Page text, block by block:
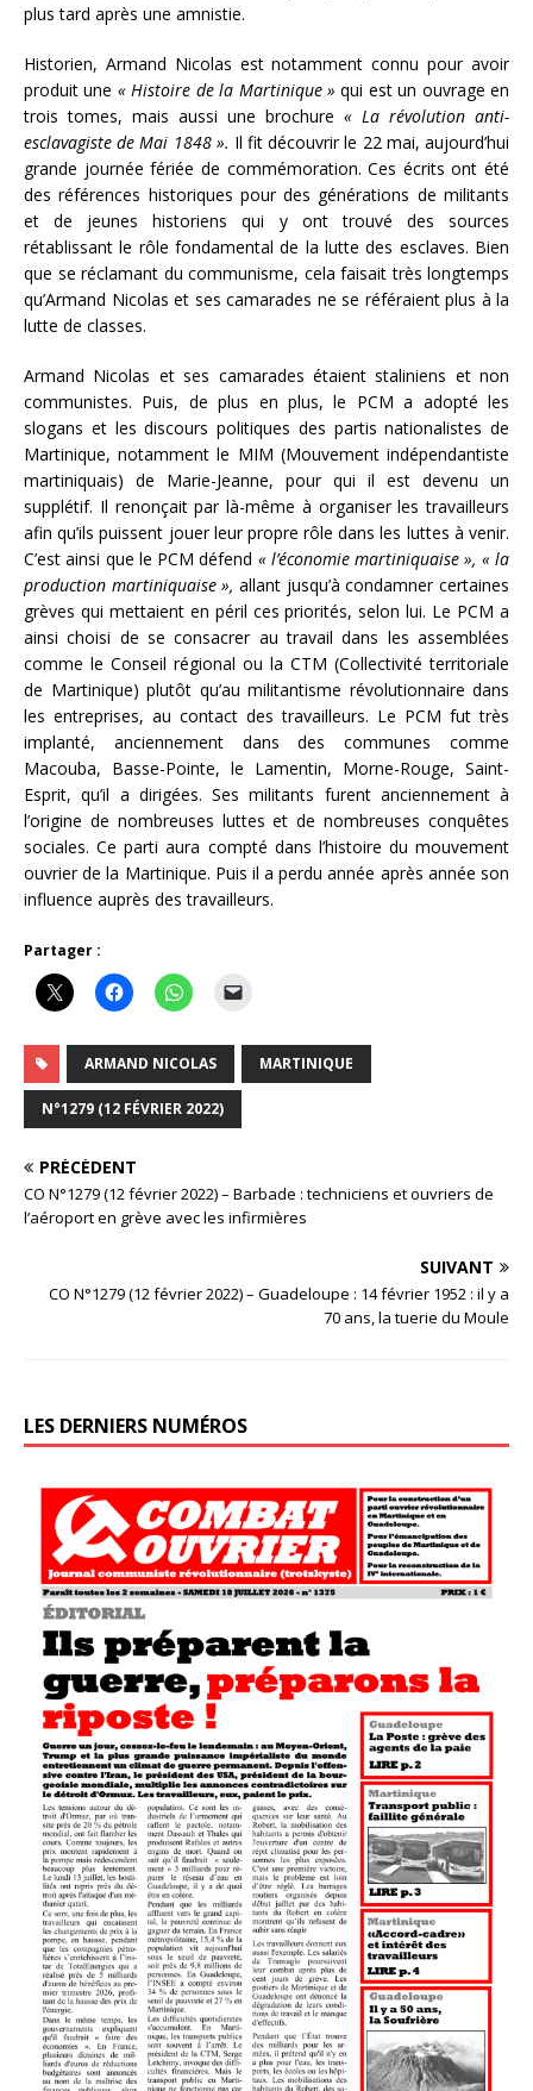
plus tard après une amnistie.
Historien, Armand Nicolas est notamment connu pour avoir
produit une « Histoire de la Martinique »qui est un ouvrage en
trois tomes, mais aussi une brochure « La révolution anti-
esclavagiste de Mai 1848 ». Il fit découvrir le 22 mai, aujourd’hui
grande journée fériée de commémoration. Ces écrits ont été
des références historiques pour des générations de militants
et de jeunes historiens qui y ont trouvé des sources
rétablissant le rôle fondamental de la lutte des esclaves. Bien
que se réclamant du communisme, cela faisait très longtemps
qu’Armand Nicolas et ses camarades ne se référaient plus à la
lutte de classes.
Armand Nicolas et ses camarades étaient staliniens et non
communistes. Puis, de plus en plus, le PCM a adopté les
slogans et les discours politiques des partis nationalistes de
Martinique, notamment le MIM (Mouvement indépendantiste
martiniquais) de Marie-Jeanne, pour qui il est devenu un
supplétif. Il renonçait par là-même à organiser les travailleurs
afin qu’ils puissent jouer leur propre rôle dans les luttes à venir.
C’est ainsi que le PCM défend « l’économie martiniquaise », « la
production martiniquaise », allant jusqu’à condamner certaines
grèves qui mettaient en péril ces priorités, selon lui. Le PCM a
ainsi choisi de se consacrer au travail dans les assemblées
comme le Conseil régional ou la CTM (Collectivité territoriale
de Martinique) plutôt qu’au militantisme révolutionnaire dans
les entreprises, au contact des travailleurs. Le PCM fut très
implanté, anciennement dans des communes comme
Macouba, Basse-Pointe, le Lamentin, Morne-Rouge, Saint-
Esprit, qu’il a dirigées. Ses militants furent anciennement à
l’origine de nombreuses luttes et de nombreuses conquêtes
sociales. Ce parti aura compté dans l’histoire du mouvement
ouvrier de la Martinique. Puis il a perdu année après année son
influence auprès des travailleurs.
Partager :
ARMAND NICOLAS MARTINIQUE
N°1279 (12 FÉVRIER 2022)
PRÉCÉDENT
CO N°1279 (12 février 2022) – Barbade : techniciens et ouvriers de
l’aéroport en grève avec les infirmières
SUIVANT
CO N°1279 (12 février 2022) – Guadeloupe : 14 février 1952 : il y a
70 ans, la tuerie du Moule
LES DERNIERS NUMÉROS